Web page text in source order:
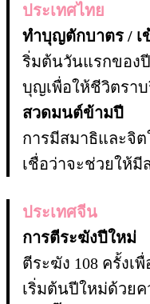
ประเทศไทย
ทำบุญตักบาตร / เ
ริ่มต้นวันแรกของ
บุญเพื่อให้ชีวิตรา
สวดมนต์ข้ามปี
การมีสมาธิและจิ
เชื่อว่าจะช่วยให้
ประเทศจีน
การตีระฆังปีใหม่
ตีระฆัง 108 ครั้งเ
เริ่มต้นปีใหม่ด้วย